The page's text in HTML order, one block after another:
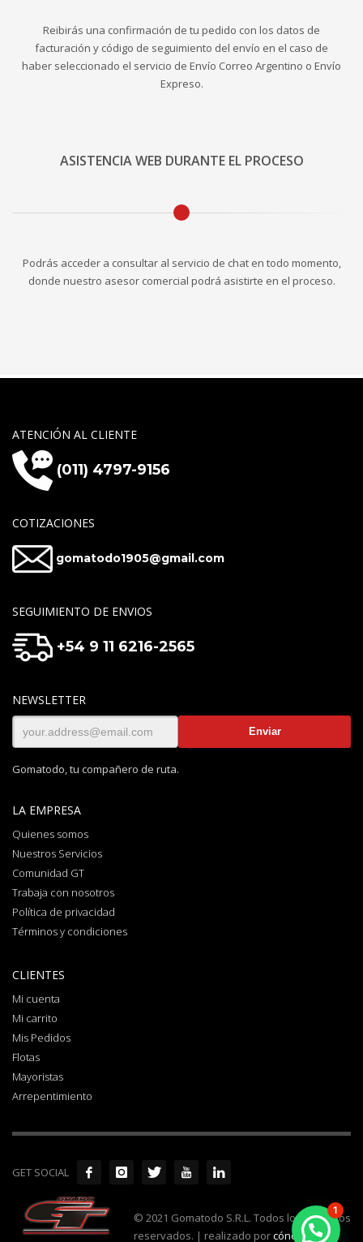
Reibirás una confirmación de tu pedido con los datos de
facturación y código de seguimiento del envío en el caso de
haber seleccionado el servicio de Envío Correo Argentino o Envío
Expreso.
ASISTENCIA WEB DURANTE EL PROCESO
Podrás acceder a consultar al servicio de chat en todo momento,
donde nuestro asesor comercial podrá asistirte en el proceso.
ATENCIÓN AL CLIENTE
(011) 4797-9156
COTIZACIONES
gomatodo1905@gmail.com
SEGUIMIENTO DE ENVIOS
+54 9 11 6216-2565
NEWSLETTER
Gomatodo, tu compañero de ruta.
LA EMPRESA
Quienes somos
Nuestros Servicios
Comunidad GT
Trabaja con nosotros
Política de privacidad
Términos y condiciones
CLIENTES
Mi cuenta
Mi carrito
Mis Pedidos
Flotas
Mayoristas
Arrepentimiento
GET SOCIAL
© 2021 Gomatodo S.R.L. Todos los derechos
reservados. | realizado porcónclave.
1